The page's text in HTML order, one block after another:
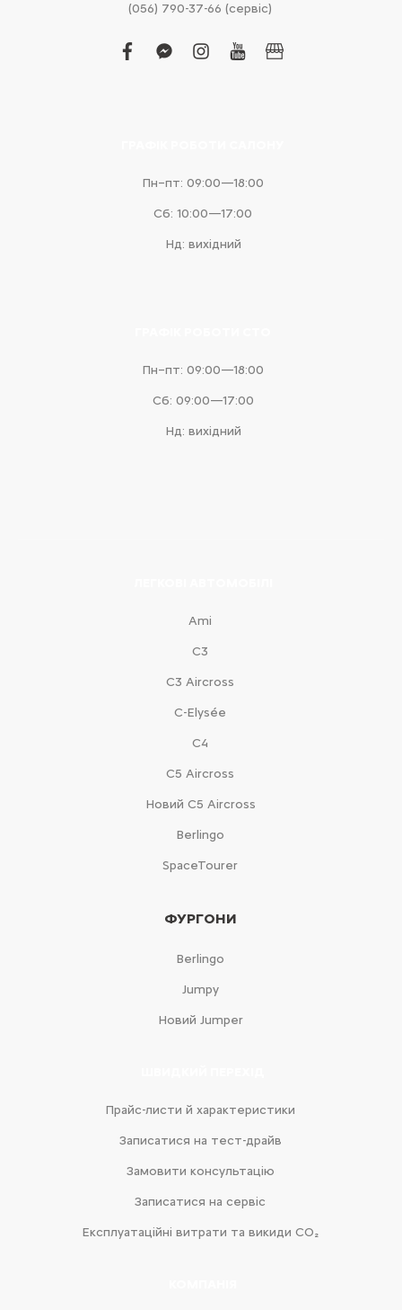
(056) 790-37-66 (сервіс)
facebook
facebook-
instagram
youtubebusiness
Пн–пт: 09:00—18:00
Сб: 10:00—17:00
Нд: вихідний
Пн–пт: 09:00—18:00
Сб: 09:00—17:00
Нд: вихідний
Ami
С3
С3 Aircross
C-Elysée
С4
С5 Aircross
Новий С5 Aircross
Berlingo
SpaceTourer
ФУРГОНИ
Berlingo
Jumpy
Новий Jumper
Прайс-листи й характеристики
Записатися на тест-драйв
Замовити консультацію
Записатися на сервіс
Експлуатаційні витрати та викиди CO₂